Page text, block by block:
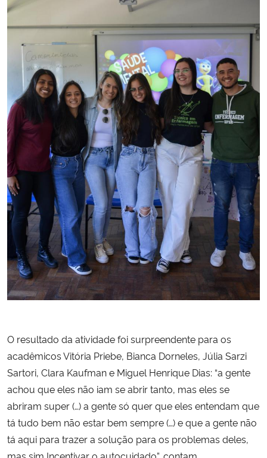
O resultado da atividade foi surpreendente para os
acadêmicos Vitória Priebe, Bianca Dorneles, Júlia Sarzi
Sartori, Clara Kaufman e Miguel Henrique Dias: “a gente
achou que eles não iam se abrir tanto, mas eles se
abriram super (…) a gente só quer que eles entendam que
tá tudo bem não estar bem sempre (…) e que a gente não
tá aqui para trazer a solução para os problemas deles,
mas sim Incentivar o autocuidado”, contam.